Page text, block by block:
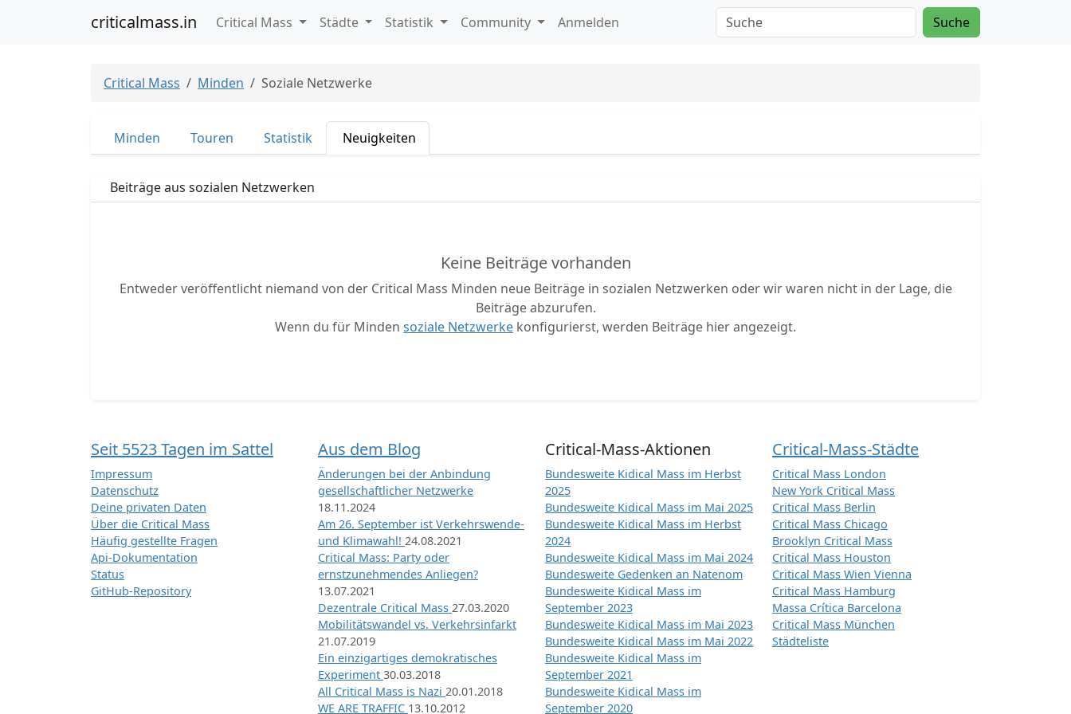
criticalmass.in Critical Mass Städte Statistik Community Anmelden Suche
Critical Mass Minden Soziale Netzwerke
Minden Touren Statistik Neuigkeiten
Beiträge aus sozialen Netzwerken
Keine Beiträge vorhanden
Entweder veröffentlicht niemand von der Critical Mass Minden neue Beiträge in sozialen Netzwerken oder wir waren nicht in der Lage, die
Beiträge abzurufen.
Wenn du für Minden soziale Netzwerke konfigurierst, werden Beiträge hier angezeigt.
Seit 5523 Tagen im Sattel
Impressum
Datenschutz
Deine privaten Daten
Über die Critical Mass
Häufig gestellte Fragen
Api-Dokumentation
Status
GitHub-Repository
Aus dem Blog
Änderungen bei der Anbindung
gesellschaftlicher Netzwerke
18.11.2024
Am 26. September ist Verkehrswende-
und Klimawahl! 24.08.2021
Critical Mass: Party oder
ernstzunehmendes Anliegen?
13.07.2021
Dezentrale Critical Mass 27.03.2020
Mobilitätswandel vs. Verkehrsinfarkt
21.07.2019
Ein einzigartiges demokratisches
Experiment 30.03.2018
All Critical Mass is Nazi 20.01.2018
WE ARE TRAFFIC 13.10.2012
Critical-Mass-Aktionen
Bundesweite Kidical Mass im Herbst
2025
Bundesweite Kidical Mass im Mai 2025
Bundesweite Kidical Mass im Herbst
2024
Bundesweite Kidical Mass im Mai 2024
Bundesweite Gedenken an Natenom
Bundesweite Kidical Mass im
September 2023
Bundesweite Kidical Mass im Mai 2023
Bundesweite Kidical Mass im Mai 2022
Bundesweite Kidical Mass im
September 2021
Bundesweite Kidical Mass im
September 2020
Critical-Mass-Städte
Critical Mass London
New York Critical Mass
Critical Mass Berlin
Critical Mass Chicago
Brooklyn Critical Mass
Critical Mass Houston
Critical Mass Wien Vienna
Critical Mass Hamburg
Massa Crítica Barcelona
Critical Mass München
Städteliste